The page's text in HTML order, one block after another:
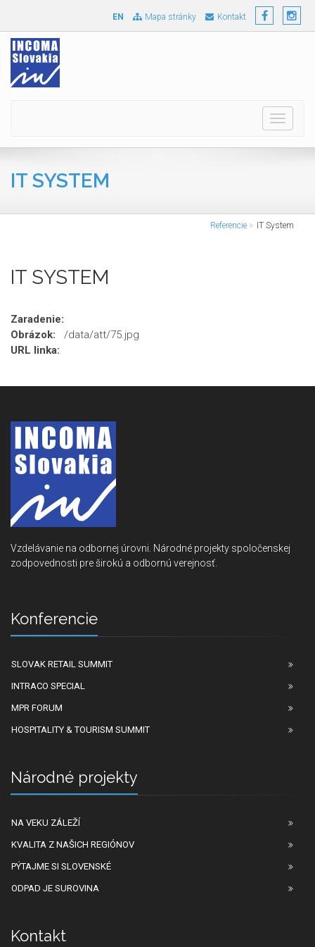
EN Mapa stránky Kontakt
Toggle
IT SYSTEM
Referencie IT System
IT SYSTEM
Zaradenie:
Obrázok:
/data/att/75.jpg
URL linka:
Vzdelávanie na odbornej úrovni. Národné projekty spoločenskej
zodpovednosti pre širokú a odbornú verejnosť.
Konferencie
SLOVAK RETAIL SUMMIT
INTRACO SPECIAL
MPR FORUM
HOSPITALITY & TOURISM SUMMIT
Národné projekty
NA VEKU ZÁLEŽÍ
KVALITA Z NAŠICH REGIÓNOV
PÝTAJME SI SLOVENSKÉ
ODPAD JE SUROVINA
Kontakt